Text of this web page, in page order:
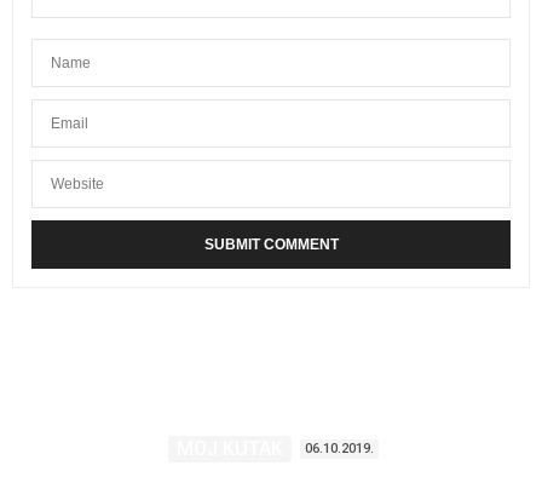
06.10.2019.